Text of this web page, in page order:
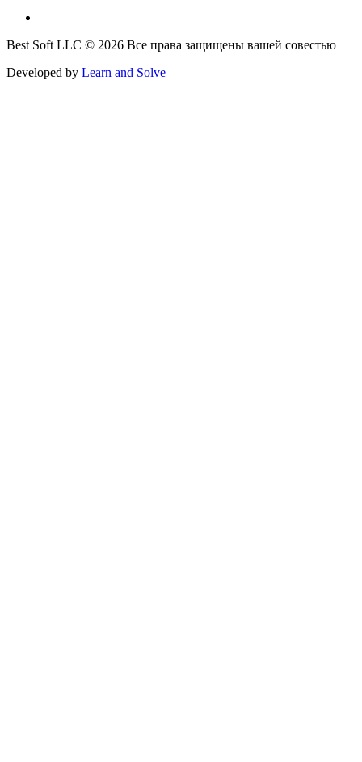
Best Soft LLC © 2026 Все права защищены вашей совестью
Developed by Learn and Solve